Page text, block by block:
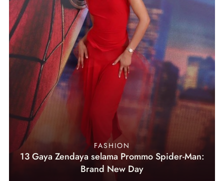
FASHION
13 Gaya Zendaya selama Prommo Spider-Man:
Brand New Day